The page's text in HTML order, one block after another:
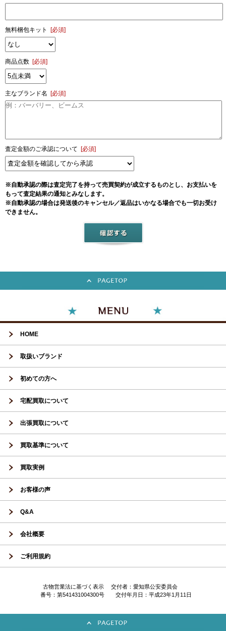
無料梱包キット [必須]
商品点数 [必須]
主なブランド名 [必須]
査定金額のご承認について [必須]
※自動承認の際は査定完了を持って売買契約が成立するものとし、お支払いを
もって査定結果の通知とみなします。
※自動承認の場合は発送後のキャンセル／返品はいかなる場合でも一切お受け
できません。
HOME
取扱いブランド
初めての方へ
宅配買取について
出張買取について
買取基準について
買取実例
お客様の声
Q&A
会社概要
ご利用規約
古物営業法に基づく表示 交付者：愛知県公安委員会
番号：第541431004300号 交付年月日：平成23年1月11日